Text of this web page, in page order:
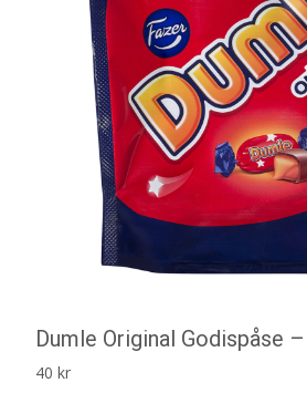
Dumle Original Godispåse
40 kr